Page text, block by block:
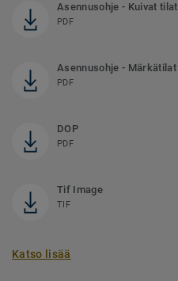
Asennusohje - Kuivat tilat
PDF
Asennusohje - Märkätilat
PDF
DOP
PDF
Tif Image
TIF
Katso lisää